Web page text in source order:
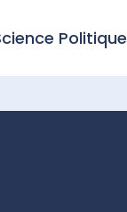
Politique